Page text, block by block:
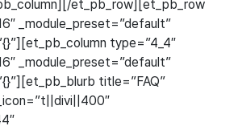
et_pb_row][et_pb_row
_module_preset=”default”
type=”4_4″
_module_preset=”default”
title=”FAQ”